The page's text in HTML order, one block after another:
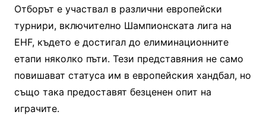
Отборът е участвал в различни европейски
турнири, включително Шампионската лига на
EHF, където е достигал до елиминационните
етапи няколко пъти. Тези представяния не само
повишават статуса им в европейския хандбал, но
също така предоставят безценен опит на
играчите.